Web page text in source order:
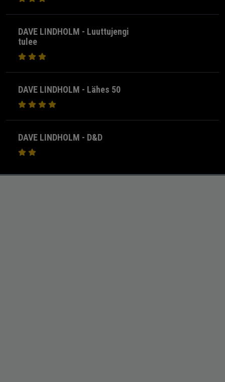
DAVE LINDHOLM - Luuttujengi
tulee
DAVE LINDHOLM - Lähes 50
DAVE LINDHOLM - D&D